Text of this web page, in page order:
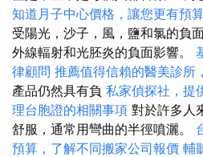
知道月子中心價格，讓您更有預
受陽光，沙子，風，鹽和氯的負
外線輻射和光胚炎的負面影響。
律顧問 推薦值得信賴的醫美診所
產品仍然具有負 私家偵探社，提
理台胞證的相關事項 對於許多人
舒服，通常用彎曲的半徑噴灑。
預算，了解不同搬家公司報價 輔